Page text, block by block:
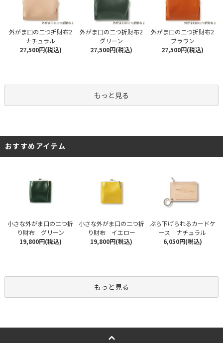
外がま口の二つ折財布2
ナチュラル
27,500円(税込)
外がま口の二つ折財布2
グリーン
27,500円(税込)
外がま口の二つ折財布2
ブラウン
27,500円(税込)
もっと見る
おすすめアイテム
小さな外がま口の二つ折
り財布 グリーン
19,800円(税込)
小さな外がま口の二つ折
り財布 イエロー
19,800円(税込)
ぶら下げられるカードケ
ース ナチュラル
6,050円(税込)
もっと見る